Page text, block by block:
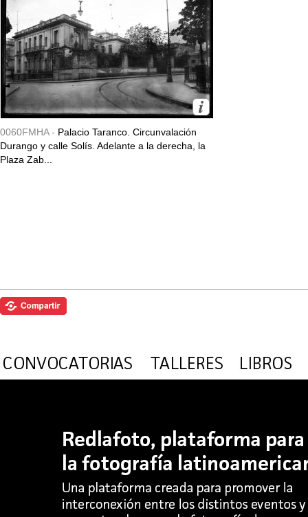
0060FMHA - Palacio Taranco. Circunvalación
Durango y calle Solís. Adelante a la derecha, la
Plaza Zab...